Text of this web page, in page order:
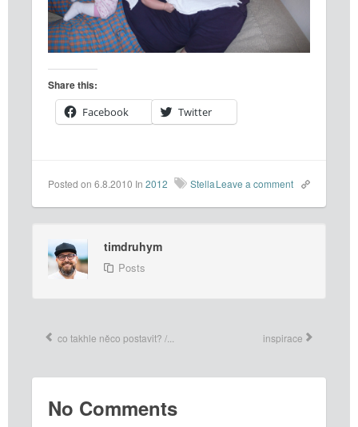
Share this:
Facebook
Twitter
Posted on 6.8.2010 In 2012 StellaLeave a comment
timdruhym
Posts
co takhle něco postavit? /... inspirace
No Comments